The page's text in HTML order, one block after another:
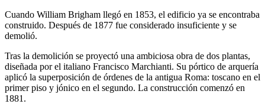
Cuando William Brigham llegó en 1853, el edificio ya se encontraba
construido. Después de 1877 fue considerado insuficiente y se
demolió.
Tras la demolición se proyectó una ambiciosa obra de dos plantas,
diseñada por el italiano Francisco Marchianti. Su pórtico de arquería
aplicó la superposición de órdenes de la antigua Roma: toscano en el
primer piso y jónico en el segundo. La construcción comenzó en
1881.